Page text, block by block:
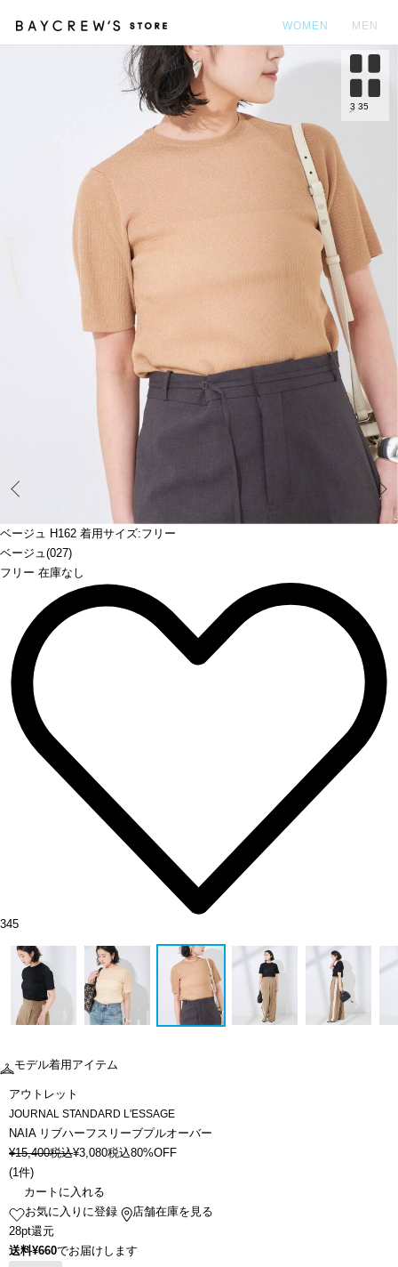
WOMEN MEN
ベージュ H162 着用サイズ:フリー
ベージュ(027)
フリー 在庫なし
3 35
345
モデル着用アイテム
アウトレット
JOURNAL STANDARD L'ESSAGE
NAIA リブハーフスリーブプルオーバー
¥15,400税込¥3,080税込80%OFF
(1件)
カートに入れる
お気に入りに登録
店舗在庫を見る
28pt還元
送料¥660でお届けします